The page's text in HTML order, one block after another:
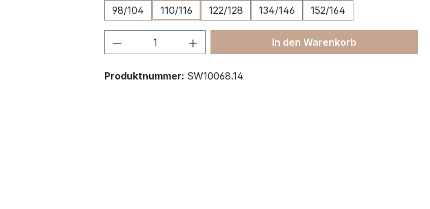
98/104
110/116 122/128 134/146 152/164
Produkt Anzahl: Gib den gewünschten Wert
In den Warenkorb
Produktnummer: SW10068.14